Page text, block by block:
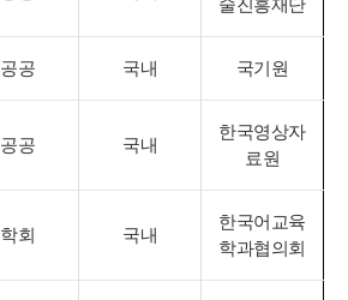
술진흥재단
공공 국내 국기원
공공 국내
한국영상자
료원
학회 국내
한국어교육
학과협의회